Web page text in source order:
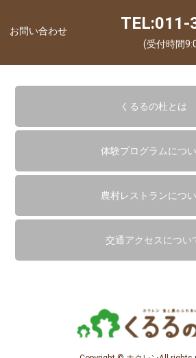
お問い合わせ TEL:011-
(受付時間
くるるの杜とは
体験プログラムにつ
農村レストランにつ
交通アクセスについ